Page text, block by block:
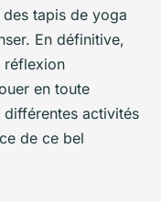
tapis de yoga
En définitive,
réflexion
en toute
activités
de ce bel